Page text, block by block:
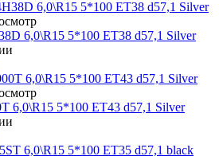
6,0\R15 5*100 ET38 d57,1 Silver
6,0\R15 5*100 ET43 d57,1 Silver